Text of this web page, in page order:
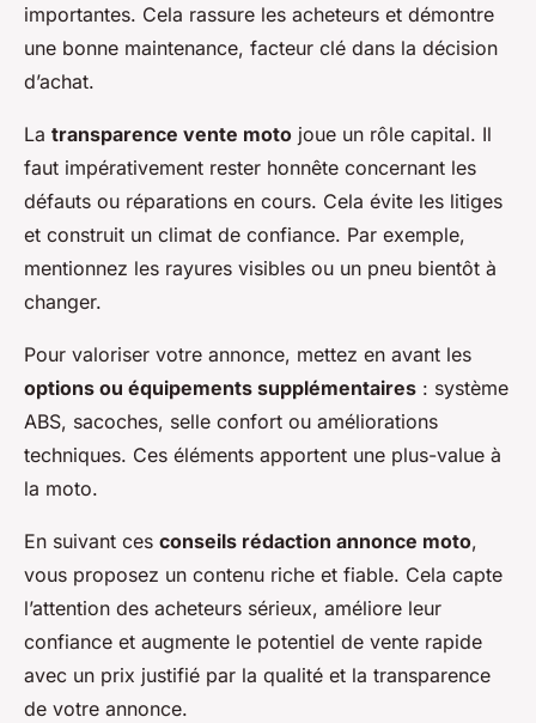
importantes. Cela rassure les acheteurs et démontre
une bonne maintenance, facteur clé dans la décision
d’achat.
La transparence vente moto joue un rôle capital. Il
faut impérativement rester honnête concernant les
défauts ou réparations en cours. Cela évite les litiges
et construit un climat de confiance. Par exemple,
mentionnez les rayures visibles ou un pneu bientôt à
changer.
Pour valoriser votre annonce, mettez en avant les
options ou équipements supplémentaires : système
ABS, sacoches, selle confort ou améliorations
techniques. Ces éléments apportent une plus-value à
la moto.
En suivant ces conseils rédaction annonce moto,
vous proposez un contenu riche et fiable. Cela capte
l’attention des acheteurs sérieux, améliore leur
confiance et augmente le potentiel de vente rapide
avec un prix justifié par la qualité et la transparence
de votre annonce.